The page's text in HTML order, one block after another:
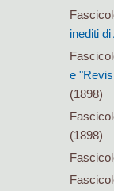
inediti di
e
(1898)
(1898)